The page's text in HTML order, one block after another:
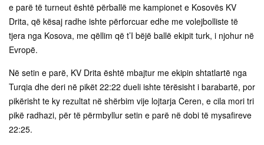
e parë të turneut është përballë me kampionet e Kosovës KV
Drita, që kësaj radhe ishte përforcuar edhe me volejbolliste të
tjera nga Kosova, me qëllim që t’I bëjë ballë ekipit turk, i njohur në
Evropë.
Në setin e parë, KV Drita është mbajtur me ekipin shtatlartë nga
Turqia dhe deri në pikët 22:22 dueli ishte tërësisht i barabartë, por
pikërisht te ky rezultat në shërbim vije lojtarja Ceren, e cila mori tri
pikë radhazi, për të përmbyllur setin e parë në dobi të mysafireve
22:25.